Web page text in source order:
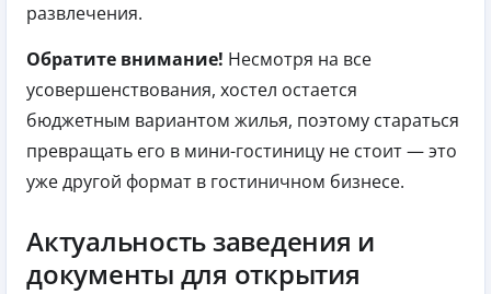
развлечения.
Обратите внимание! Несмотря на все
усовершенствования, хостел остается
бюджетным вариантом жилья, поэтому стараться
превращать его в мини-гостиницу не стоит — это
уже другой формат в гостиничном бизнесе.
Актуальность заведения и
документы для открытия